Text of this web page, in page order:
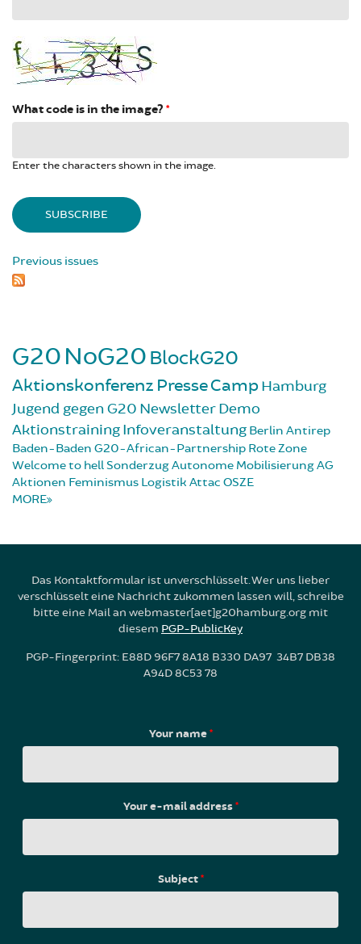
What code is in the image? *
Enter the characters shown in the image.
Previous issues
G20NoG20 BlockG20
Aktionskonferenz PresseCampHamburg
Jugend gegen G20 NewsletterDemo
AktionstrainingInfoveranstaltung Berlin Antirep
Baden-Baden G20-African-Partnership Rote Zone
Welcome to hellSonderzugAutonome MobilisierungAG
Aktionen Feminismus Logistik Attac OSZE
MORE
Das Kontaktformular ist unverschlüsselt. Wer uns lieber
verschlüsselt eine Nachricht zukommen lassen will, schreibe
bitte eine Mail an webmaster[aet]g20hamburg.org mit
diesem PGP-PublicKey
PGP-Fingerprint: E88D 96F7 8A18 B330 DA97 34B7 DB38
A94D 8C53 78
Your name*
Your e-mail address*
Subject*